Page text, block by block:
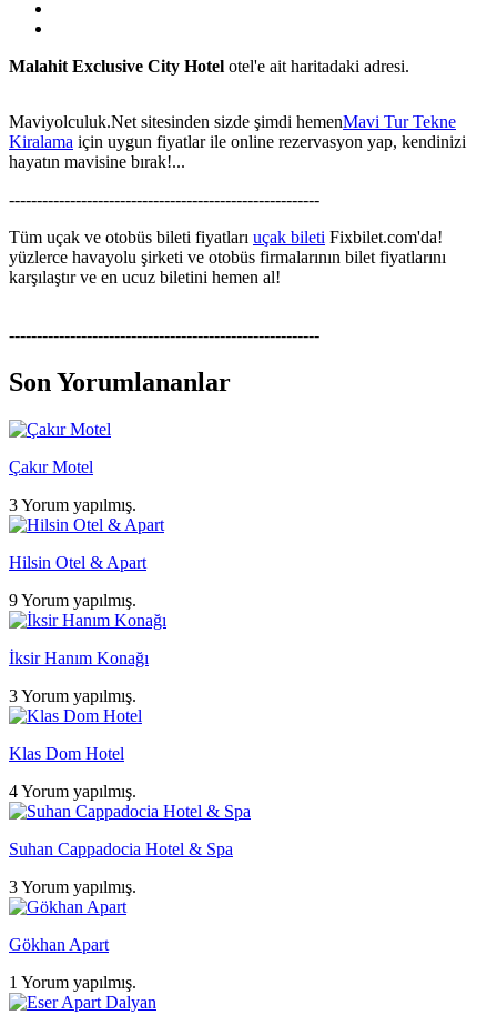
Malahit Exclusive City Hotel otel'e ait haritadaki adresi.
This page can't load Google Maps correctly.
Maviyolculuk.Net sitesinden sizde şimdi hemenMavi Tur Tekne
Kiralama için uygun fiyatlar ile online rezervasyon yap, kendinizi
hayatın mavisine bırak!...
--------------------------------------------------------
Tüm uçak ve otobüs bileti fiyatları uçak bileti Fixbilet.com'da!
yüzlerce havayolu şirketi ve otobüs firmalarının bilet fiyatlarını
karşılaştır ve en ucuz biletini hemen al!
--------------------------------------------------------
Son Yorumlananlar
Çakır Motel
3 Yorum yapılmış.
Hilsin Otel & Apart
9 Yorum yapılmış.
İksir Hanım Konağı
3 Yorum yapılmış.
Klas Dom Hotel
4 Yorum yapılmış.
Suhan Cappadocia Hotel & Spa
3 Yorum yapılmış.
Gökhan Apart
1 Yorum yapılmış.